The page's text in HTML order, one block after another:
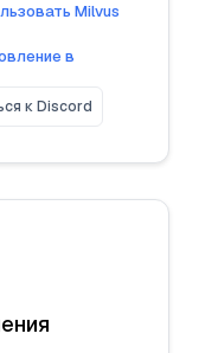
Milvus
в
к Discord